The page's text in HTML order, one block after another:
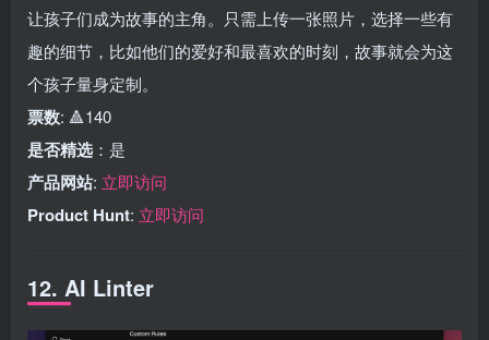
让孩子们成为故事的主角。只需上传一张照片，选择一些有
趣的细节，比如他们的爱好和最喜欢的时刻，故事就会为这
个孩子量身定制。
票数: 🔺140
是否精选 ：是
产品网站: 立即访问
Product Hunt: 立即访问
12. AI Linter